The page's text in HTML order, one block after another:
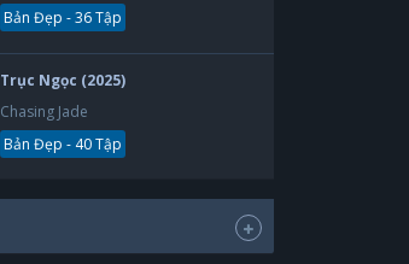
Bản Đẹp - 36 Tập
Trục Ngọc (2025)
Chasing Jade
Bản Đẹp - 40 Tập